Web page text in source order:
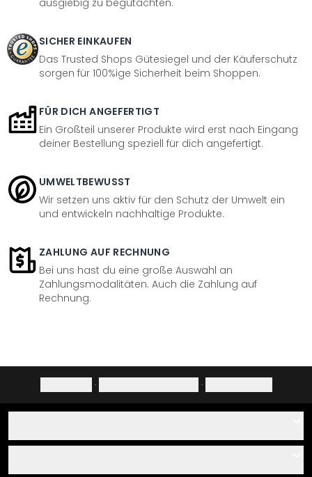
ausgiebig zu begutachten.
SICHER EINKAUFEN
Das Trusted Shops Gütesiegel und der Käuferschutz
sorgen für 100%ige Sicherheit beim Shoppen.
FÜR DICH ANGEFERTIGT
Ein Großteil unserer Produkte wird erst nach Eingang
deiner Bestellung speziell für dich angefertigt.
UMWELTBEWUSST
Wir setzen uns aktiv für den Schutz der Umwelt ein
und entwickeln nachhaltige Produkte.
ZAHLUNG AUF RECHNUNG
Bei uns hast du eine große Auswahl an
Zahlungsmodalitäten. Auch die Zahlung auf
Rechnung.
· ·